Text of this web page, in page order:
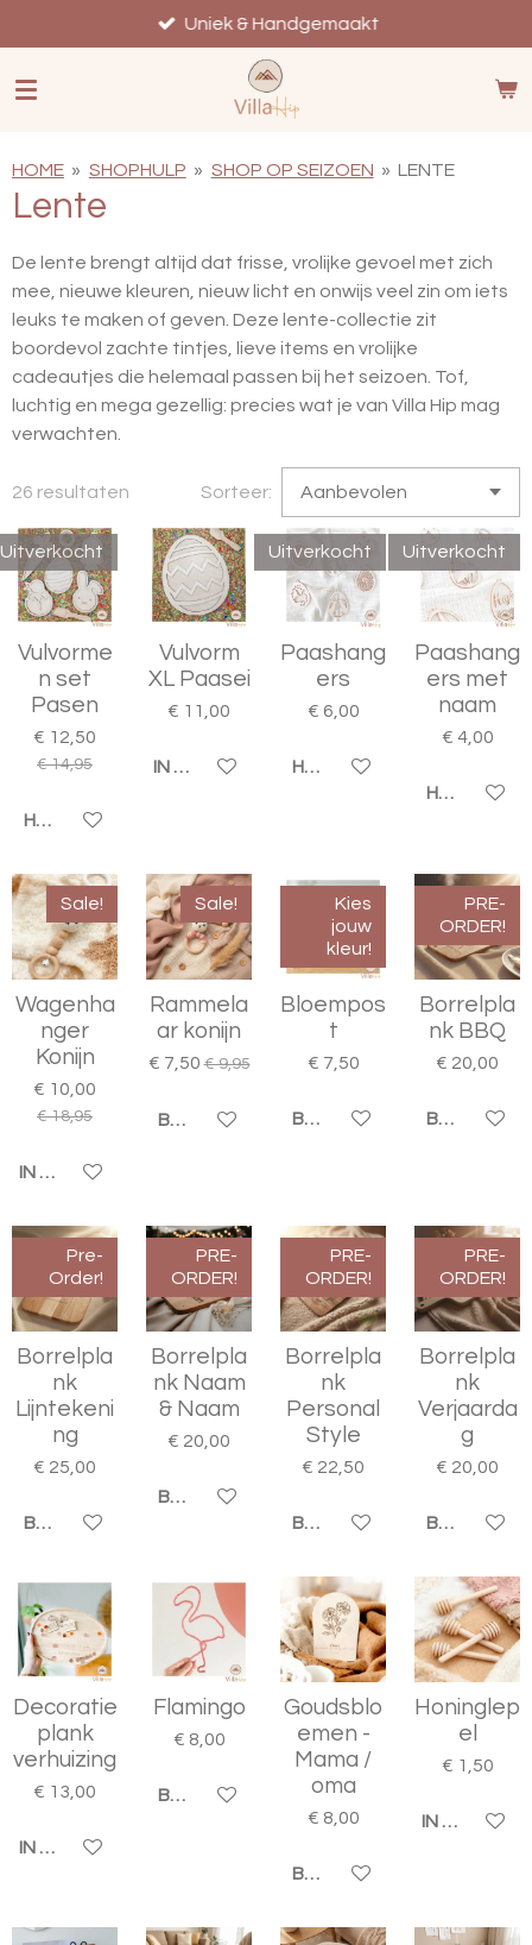
direct
naar
Uniek & Handgemaakt
HOME » SHOPHULP » SHOP OP SEIZOEN » LENTE
Lente
De lente brengt altijd dat frisse, vrolijke gevoel met zich
mee, nieuwe kleuren, nieuw licht en onwijs veel zin om iets
leuks te maken of geven. Deze lente-collectie zit
boordevol zachte tintjes, lieve items en vrolijke
cadeautjes die helemaal passen bij het seizoen. Tof,
luchtig en mega gezellig: precies wat je van Villa Hip mag
verwachten.
26 resultaten Sorteer:
Uitverkocht
Vulvorme
n set
Pasen
€ 12,50
€ 14,95
HOUD MIJ OP DE HOOGTE
Vulvorm
XL Paasei
€ 11,00
IN WINKELWAGEN
Uitverkocht
Paashang
ers
€ 6,00
HOUD MIJ OP DE HOOGTE
Uitverkocht
Paashang
ers met
naam
€ 4,00
HOUD MIJ
Sale!
Wagenha
nger
Konijn
€ 10,00
€ 18,95
IN WINKELWAGEN
Sale!
Rammela
ar konijn
€ 7,50 € 9,95
BEKIJK DETAILS
Kies
jouw
kleur!
Bloempos
t
€ 7,50
BEKIJK DETAILS
PRE-
ORDER!
Borrelpla
nk BBQ
€ 20,00
BEKIJK
Pre-
Order!
Borrelpla
nk
Lijntekeni
ng
€ 25,00
BEKIJK DETAILS
PRE-
ORDER!
Borrelpla
nk Naam
& Naam
€ 20,00
BEKIJK DETAILS
PRE-
ORDER!
Borrelpla
nk
Personal
Style
€ 22,50
BEKIJK DETAILS
PRE-
ORDER!
Borrelpla
nk
Verjaarda
g
€ 20,00
BEKIJK
Decoratie
plank
verhuizing
€ 13,00
IN WINKELWAGEN
Flamingo
€ 8,00
BEKIJK DETAILS
Goudsblo
emen -
Mama /
oma
€ 8,00
BEKIJK DETAILS
Honinglep
el
€ 1,50
IN